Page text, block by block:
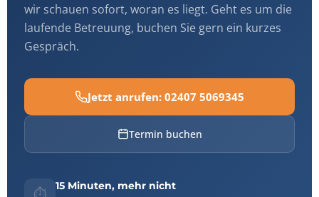
wir schauen sofort, woran es liegt. Geht es um die
laufende Betreuung, buchen Sie gern ein kurzes
Gespräch.
Jetzt anrufen: 02407 5069345
Termin buchen
15 Minuten, mehr nicht